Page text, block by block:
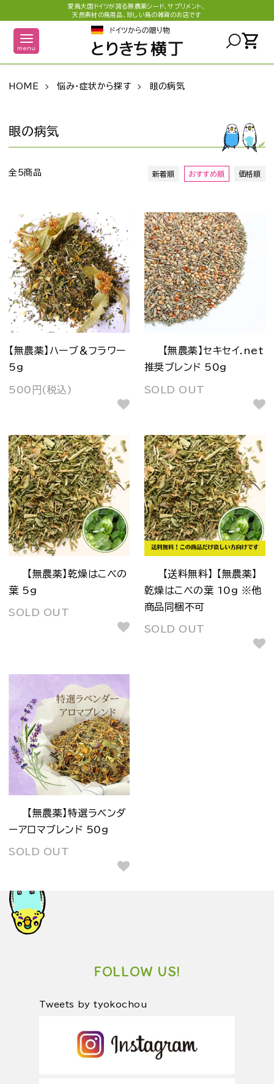
愛鳥大国ドイツが誇る無農薬シード、サプリメント、
天然素材の鳥用品、珍しい鳥の雑貨のお店です
menu shopping_cart
HOME 悩み・症状から探す 眼の病気
眼の病気
全5商品 新着順 おすすめ順 価格順
【無農薬】ハーブ＆フラワー
5g
500円(税込)
【無農薬】セキセイ.net
推奨ブレンド 50g
SOLD OUT
【無農薬】乾燥はこべの
葉 5g
SOLD OUT
【送料無料】 【無農薬】
乾燥はこべの葉 10g ※他
商品同梱不可
SOLD OUT
【無農薬】特選ラベンダ
ーアロマブレンド 50g
SOLD OUT
FOLLOW US!
Tweets by tyokochou